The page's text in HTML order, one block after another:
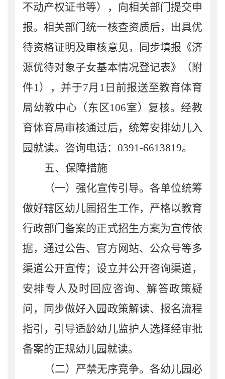
不动产权证书等），向相关部门提交申
报。相关部门统一核查资质后，出具优
待资格证明及审核意见，同步填报《济
源优待对象子女基本情况登记表》（附
件1），并于7月 1 日前报送至教育体育
局幼教中心（东区106室）复核。经教
育体育局审核通过后，统筹安排幼儿入
园就读。咨询电话： 0391-6613819。
五、保障措施
（一） 强化宣传引导。 各单位统筹
做好辖区幼儿园招生工作，严格以教育
行政部门备案的正式招生方案为宣传依
据，通过公告、官方网站、 公众号等多
渠道公开宣传；设立并公开咨询渠道，
安排专人及时回应咨询、解答政策疑
问，同步做好入园政策解读、报名流程
指引，引导适龄幼儿监护人选择经审批
备案的正规幼儿园就读。
（二）严禁无序竞争。 各幼儿园必